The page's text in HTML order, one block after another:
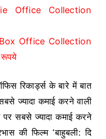
Office Collection
Office Collection
रिकार्ड्स के बारे में बात
ज्यादा कमाई करने वाली
सबसे ज्यादा कमाई करने
की फिल्म ‘बाहुबली: दि